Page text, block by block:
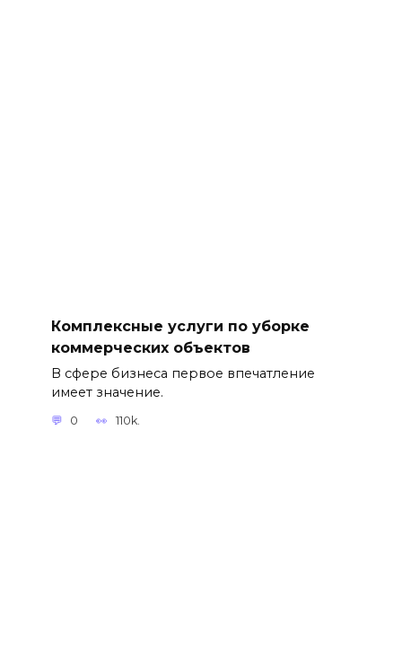
Комплексные услуги по уборке
коммерческих объектов
В сфере бизнеса первое впечатление
имеет значение.
0 110k.